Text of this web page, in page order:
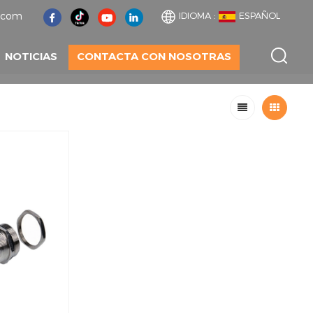
IDIOMA : ESPAÑOL
NOTICIAS CONTACTA CON NOSOTRAS